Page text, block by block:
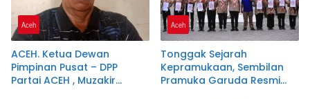
Aceh
ACEH. Ketua Dewan
Pimpinan Pusat – DPP
Partai ACEH , Muzakir
Aceh
Tonggak Sejarah
Kepramukaan, Sembilan
Pramuka Garuda Resmi